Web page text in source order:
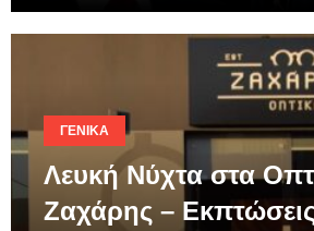
ΓΕΝΙΚΆ
Λευκή Νύχτα στα
Ζαχάρης –